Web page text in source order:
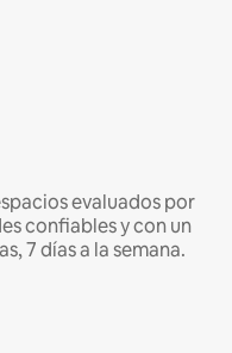
evaluados por
confiables y con un
7 días a la semana.